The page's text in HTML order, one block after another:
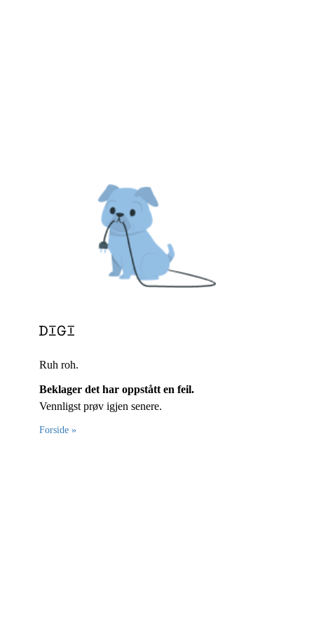
Ruh roh.
Beklager det har oppstått en feil.
Vennligst prøv igjen senere.
Forside »